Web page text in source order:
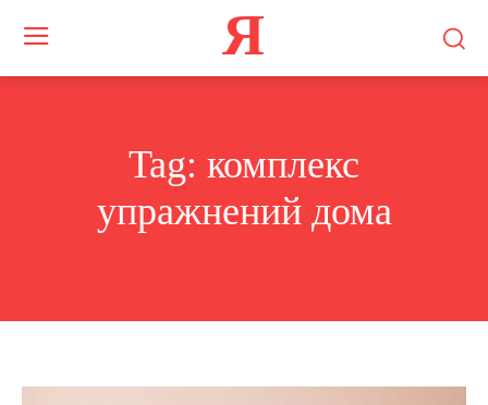
Я
Tag: комплекс
упражнений дома